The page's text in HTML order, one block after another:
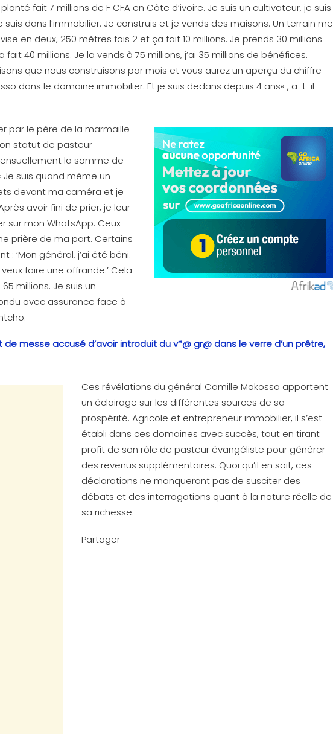
fait 7 millions de F CFA en Côte d’ivoire. Je suis un cultivateur, je suis
suis dans l’immobilier. Je construis et je vends des maisons. Un terrain me
en deux, 250 mètres fois 2 et ça fait 10 millions. Je prends 30 millions
40 millions. Je la vends à 75 millions, j’ai 35 millions de bénéfices.
que nous construisons par mois et vous aurez un aperçu du chiffre
dans le domaine immobilier. Et je suis dedans depuis 4 ans« , a-t-il
par le père de la marmaille
statut de pasteur
la somme de
Je suis quand même un
devant ma caméra et je
avoir fini de prier, je leur
mon WhatsApp. Ceux
prière de ma part. Certains
: ‘Mon général, j’ai été béni.
faire une offrande.’ Cela
millions. Je suis un
avec assurance face à
de messe accusé d’avoir introduit du v*@ gr@ dans le verre d’un prêtre,
Ces révélations du général Camille Makosso apportent
un éclairage sur les différentes sources de sa
prospérité. Agricole et entrepreneur immobilier, il s’est
établi dans ces domaines avec succès, tout en tirant
profit de son rôle de pasteur évangéliste pour générer
des revenus supplémentaires. Quoi qu’il en soit, ces
déclarations ne manqueront pas de susciter des
débats et des interrogations quant à la nature réelle de
sa richesse.
Partager